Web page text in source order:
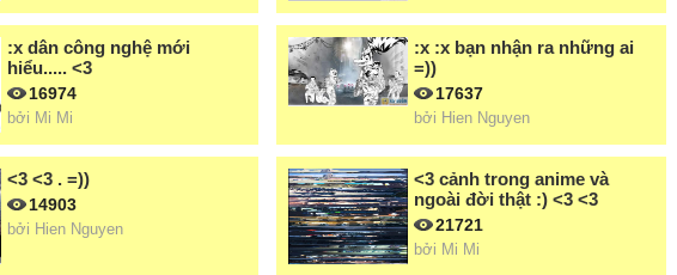
:x dân công nghệ mới
hiểu..... <3
16974
bởi Mi Mi
:x :x bạn nhận ra những ai
=))
17637
bởi Hien Nguyen
<3 <3 . =))
14903
bởi Hien Nguyen
<3 cảnh trong anime và
ngoài đời thật :) <3 <3
21721
bởi Mi Mi